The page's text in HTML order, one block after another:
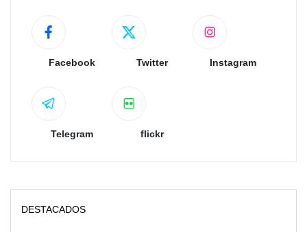
Facebook Twitter Instagram
Telegram flickr
DESTACADOS